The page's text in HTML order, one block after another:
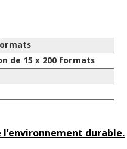
de 15 x 200 formats
l’environnement durable.